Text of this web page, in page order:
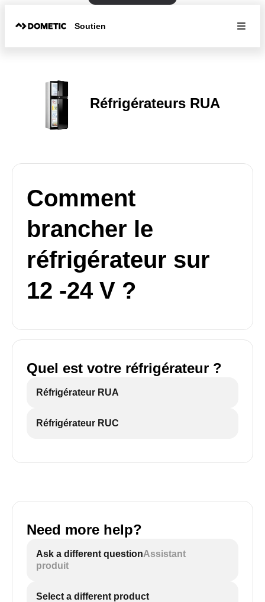
Soutien
Réfrigérateurs RUA
Comment
brancher le
réfrigérateur sur
12 -24 V ?
Quel est votre réfrigérateur ?
Réfrigérateur RUA
Réfrigérateur RUC
Need more help?
Ask a different questionAssistant
produit
Select a different product